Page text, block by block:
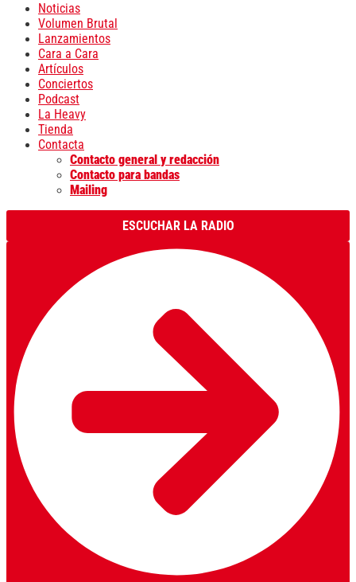
Noticias
Volumen Brutal
Lanzamientos
Cara a Cara
Artículos
Conciertos
Podcast
La Heavy
Tienda
Contacta
Contacto general y redacción
Contacto para bandas
Mailing
ESCUCHAR LA RADIO